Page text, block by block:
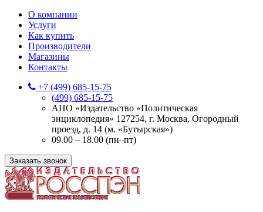
О компании
Услуги
Как купить
Производители
Магазины
Контакты
+7 (499) 685-15-75
(499) 685-15-75
АНО «Издательство «Политическая
энциклопедия» 127254, г. Москва, Огородный
проезд, д. 14 (м. «Бутырская»)
09.00 – 18.00 (пн–пт)
Заказать звонок